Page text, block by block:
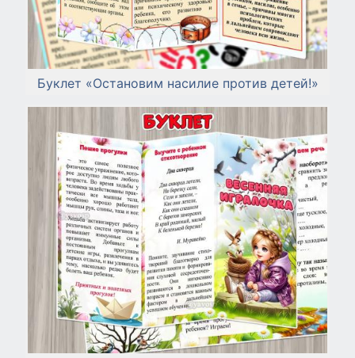
Буклет «Остановим насилие против детей!»